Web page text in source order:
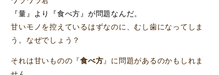
『量』より『食べ方』が問題なんだ。
甘いモノを控えているはずなのに、むし歯になってしま
う。なぜでしょう？
それは甘いものの『食べ方 』に問題があるのかもしれま